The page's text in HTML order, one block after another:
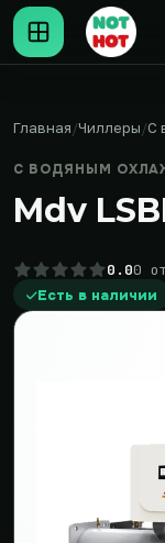
Главная Чиллеры С
С ВОДЯНЫМ
Mdv
0.00
Есть в наличии